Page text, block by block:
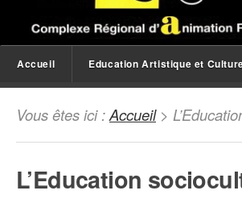
Accueil Education Artistique et
Vous êtes ici :Accueil>
L’Education